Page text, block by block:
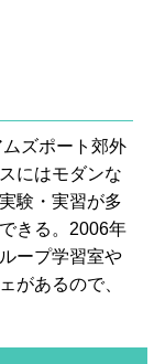
ズポート郊外
にはモダンな
験・実習が多
きる。2006年
ープ学習室や
があるので、